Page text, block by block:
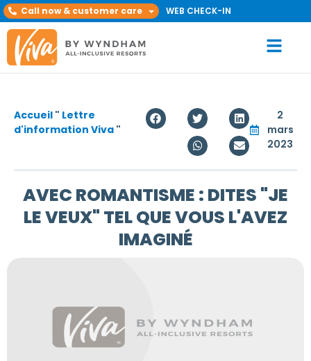
Call now & customer care WEB CHECK-IN
Accueil " Lettre
d'information Viva "
2
mars
2023
AVEC ROMANTISME : DITES "JE
LE VEUX" TEL QUE VOUS L'AVEZ
IMAGINÉ